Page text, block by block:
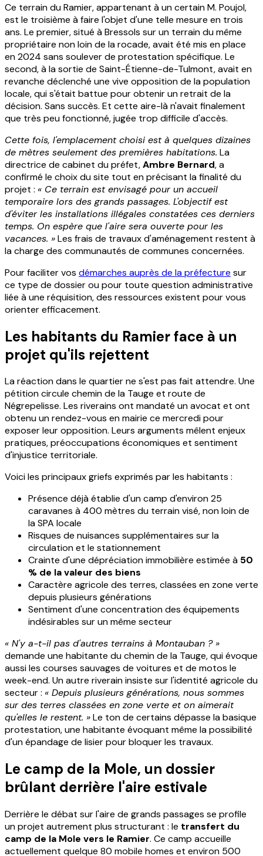
Ce terrain du Ramier, appartenant à un certain M. Poujol,
est le troisième à faire l'objet d'une telle mesure en trois
ans. Le premier, situé à Bressols sur un terrain du même
propriétaire non loin de la rocade, avait été mis en place
en 2024 sans soulever de protestation spécifique. Le
second, à la sortie de Saint-Étienne-de-Tulmont, avait en
revanche déclenché une vive opposition de la population
locale, qui s'était battue pour obtenir un retrait de la
décision. Sans succès. Et cette aire-là n'avait finalement
que très peu fonctionné, jugée trop difficile d'accès.
Cette fois, l'emplacement choisi est à quelques dizaines
de mètres seulement des premières habitations. La
directrice de cabinet du préfet,Ambre Bernard, a
confirmé le choix du site tout en précisant la finalité du
projet : « Ce terrain est envisagé pour un accueil
temporaire lors des grands passages. L'objectif est
d'éviter les installations illégales constatées ces derniers
temps. On espère que l'aire sera ouverte pour les
vacances. »Les frais de travaux d'aménagement restent à
la charge des communautés de communes concernées.
Pour faciliter vos démarches auprès de la préfecture sur
ce type de dossier ou pour toute question administrative
liée à une réquisition, des ressources existent pour vous
orienter efficacement.
Les habitants du Ramier face à un
projet qu'ils rejettent
La réaction dans le quartier ne s'est pas fait attendre. Une
pétition circule chemin de la Tauge et route de
Négrepelisse. Les riverains ont mandaté un avocat et ont
obtenu un rendez-vous en mairie ce mercredi pour
exposer leur opposition. Leurs arguments mêlent enjeux
pratiques, préoccupations économiques et sentiment
d'injustice territoriale.
Voici les principaux griefs exprimés par les habitants :
Présence déjà établie d'un camp d'environ 25
caravanes à 400 mètres du terrain visé, non loin de
la SPA locale
Risques de nuisances supplémentaires sur la
circulation et le stationnement
Crainte d'une dépréciation immobilière estimée à 50
% de la valeur des biens
Caractère agricole des terres, classées en zone verte
depuis plusieurs générations
Sentiment d'une concentration des équipements
indésirables sur un même secteur
« N'y a-t-il pas d'autres terrains à Montauban ? »
demande une habitante du chemin de la Tauge, qui évoque
aussi les courses sauvages de voitures et de motos le
week-end. Un autre riverain insiste sur l'identité agricole du
secteur : « Depuis plusieurs générations, nous sommes
sur des terres classées en zone verte et on aimerait
qu'elles le restent. »Le ton de certains dépasse la basique
protestation, une habitante évoquant même la possibilité
d'un épandage de lisier pour bloquer les travaux.
Le camp de la Mole, un dossier
brûlant derrière l'aire estivale
Derrière le débat sur l'aire de grands passages se profile
un projet autrement plus structurant : le transfert du
camp de la Mole vers le Ramier. Ce camp accueille
actuellement quelque 80 mobile homes et environ 500